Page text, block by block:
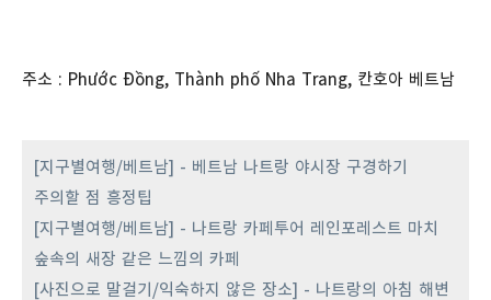
주소 : Phước Đồng, Thành phố Nha Trang, 칸호아 베트남
[지구별여행/베트남] - 베트남 나트랑 야시장 구경하기
주의할 점 흥정팁
[지구별여행/베트남] - 나트랑 카페투어 레인포레스트 마치
숲속의 새장 같은 느낌의 카페
[사진으로 말걸기/익숙하지 않은 장소] - 나트랑의 아침 해변